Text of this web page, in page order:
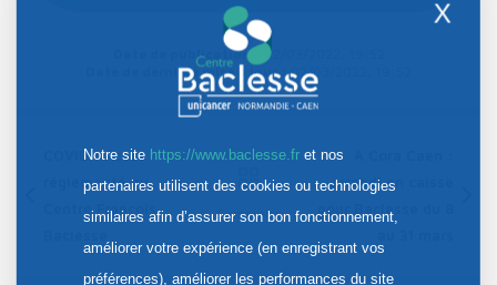
Date de publication :
02/03/2022, 19:52
Date de dernière mise à jour :02/03/2022, 19:52
COVID : Accès
réglementé au
Centre François
Sommaire
arrondi en caisse
pour Baclesse du 8
X
Notre site https://www.baclesse.fret nos
partenaires utilisent des cookies ou technologies
similaires afin d’assurer son bon fonctionnement,
améliorer votre expérience (en enregistrant vos
préférences), améliorer les performances du site